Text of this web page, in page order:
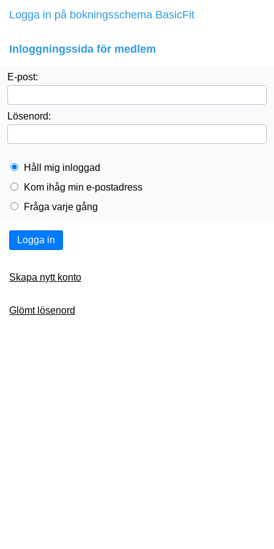
Logga in på bokningsschema BasicFit
Inloggningssida för medlem
E-post:
Lösenord:
Håll mig inloggad
Kom ihåg min e-postadress
Fråga varje gång
Logga in
Skapa nytt konto
Glömt lösenord